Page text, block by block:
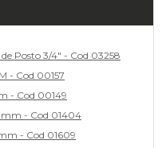
Posto 3/4" - Cod 03258
- Cod 00157
- Cod 00149
mm - Cod 01404
- Cod 01609